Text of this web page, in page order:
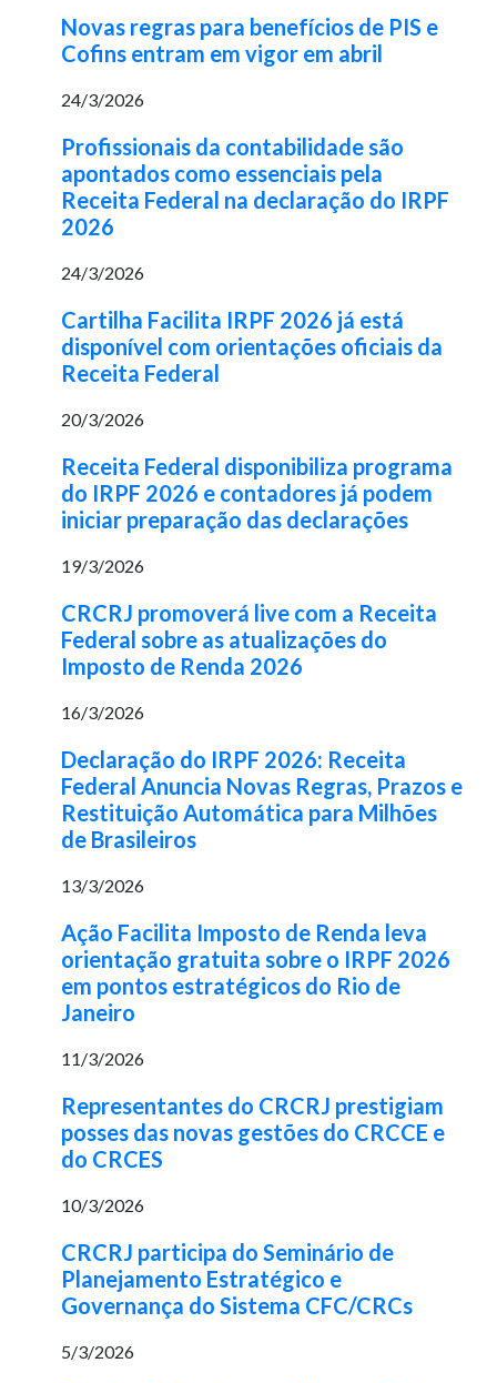
Novas regras para benefícios de PIS e
Cofins entram em vigor em abril
24/3/2026
Profissionais da contabilidade são
apontados como essenciais pela
Receita Federal na declaração do IRPF
2026
24/3/2026
Cartilha Facilita IRPF 2026 já está
disponível com orientações oficiais da
Receita Federal
20/3/2026
Receita Federal disponibiliza programa
do IRPF 2026 e contadores já podem
iniciar preparação das declarações
19/3/2026
CRCRJ promoverá live com a Receita
Federal sobre as atualizações do
Imposto de Renda 2026
16/3/2026
Declaração do IRPF 2026: Receita
Federal Anuncia Novas Regras, Prazos e
Restituição Automática para Milhões
de Brasileiros
13/3/2026
Ação Facilita Imposto de Renda leva
orientação gratuita sobre o IRPF 2026
em pontos estratégicos do Rio de
Janeiro
11/3/2026
Representantes do CRCRJ prestigiam
posses das novas gestões do CRCCE e
do CRCES
10/3/2026
CRCRJ participa do Seminário de
Planejamento Estratégico e
Governança do Sistema CFC/CRCs
5/3/2026